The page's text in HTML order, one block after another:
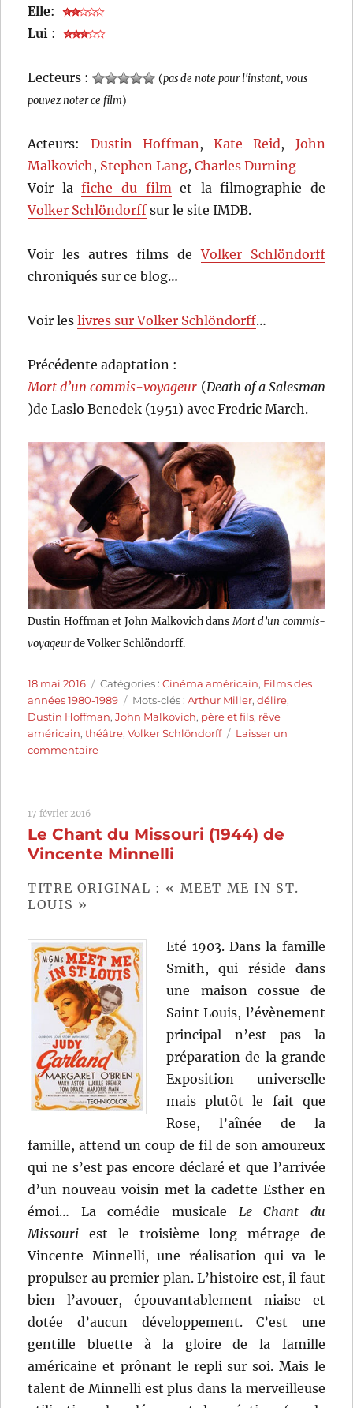
Elle:
Lui :
Lecteurs : (pas de note pour l'instant, vous
pouvez noter ce film)
Acteurs: Dustin Hoffman ,Kate Reid, John
Malkovich , Stephen Lang,Charles Durning
Voir lafiche du film et la filmographie de
Volker Schlöndorff sur le site IMDB.
Voir les autres films deVolker Schlöndorff
chroniqués sur ce blog…
Voir leslivres sur Volker Schlöndorff…
Précédente adaptation :
Mort d’un commis-voyageur (Death of a Salesman
)de Laslo Benedek (1951) avec Fredric March.
Dustin Hoffman et John Malkovich dansMort d’un commis-
voyageurde Volker Schlöndorff.
Publié
le
18 mai 2016 Catégories
Catégories :Cinéma américain, Films des
années 1980-1989
Étiquettes
Mots-clés :Arthur Miller,délire,
Dustin Hoffman,John Malkovich, père et fils, rêve
américain,théâtre,Volker Schlöndorff
Laisser un
commentairesur
Mort
(1985)
de
Schlöndorff
17 février 2016
Le Chant du Missouri (1944) de
Vincente Minnelli
TITRE ORIGINAL : « MEET ME IN ST.
LOUIS »
Eté 1903. Dans la famille
Smith, qui réside dans
une maison cossue de
Saint Louis, l’évènement
principal n’est pas la
préparation de la grande
Exposition universelle
mais plutôt le fait que
Rose, l’aînée de la
famille, attend un coup de fil de son amoureux
qui ne s’est pas encore déclaré et que l’arrivée
d’un nouveau voisin met la cadette Esther en
émoi… La comédie musicale Le Chant du
Missouri est le troisième long métrage de
Vincente Minnelli, une réalisation qui va le
propulser au premier plan. L’histoire est, il faut
bien l’avouer, épouvantablement niaise et
dotée d’aucun développement. C’est une
gentille bluette à la gloire de la famille
américaine et prônant le repli sur soi. Mais le
talent de Minnelli est plus dans la merveilleuse